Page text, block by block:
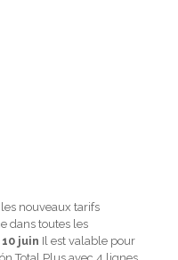
nouveaux tarifs
dans toutes les
juin Il est valable pour